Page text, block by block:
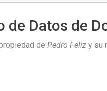
de Datos de
de Pedro Feliz y su